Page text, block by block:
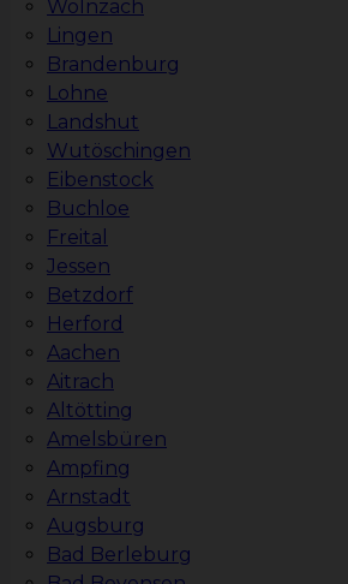
Wolnzach
Lingen
Brandenburg
Lohne
Landshut
Wutöschingen
Eibenstock
Buchloe
Freital
Jessen
Betzdorf
Herford
Aachen
Aitrach
Altötting
Amelsbüren
Ampfing
Arnstadt
Augsburg
Bad Berleburg